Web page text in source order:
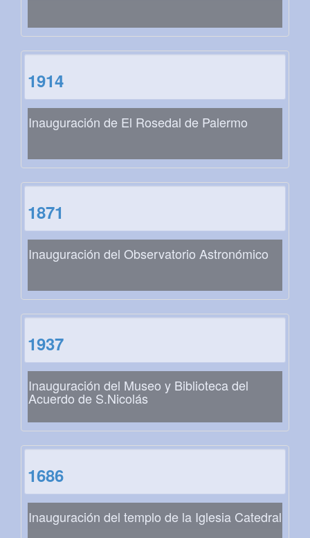
1914
Inauguración de El Rosedal de Palermo
1871
Inauguración del Observatorio Astronómico
1937
Inauguración del Museo y Biblioteca del
Acuerdo de S.Nicolás
1686
Inauguración del templo de la Iglesia Catedral